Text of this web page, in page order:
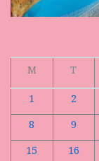
M
T
1
2
8
9
15
16